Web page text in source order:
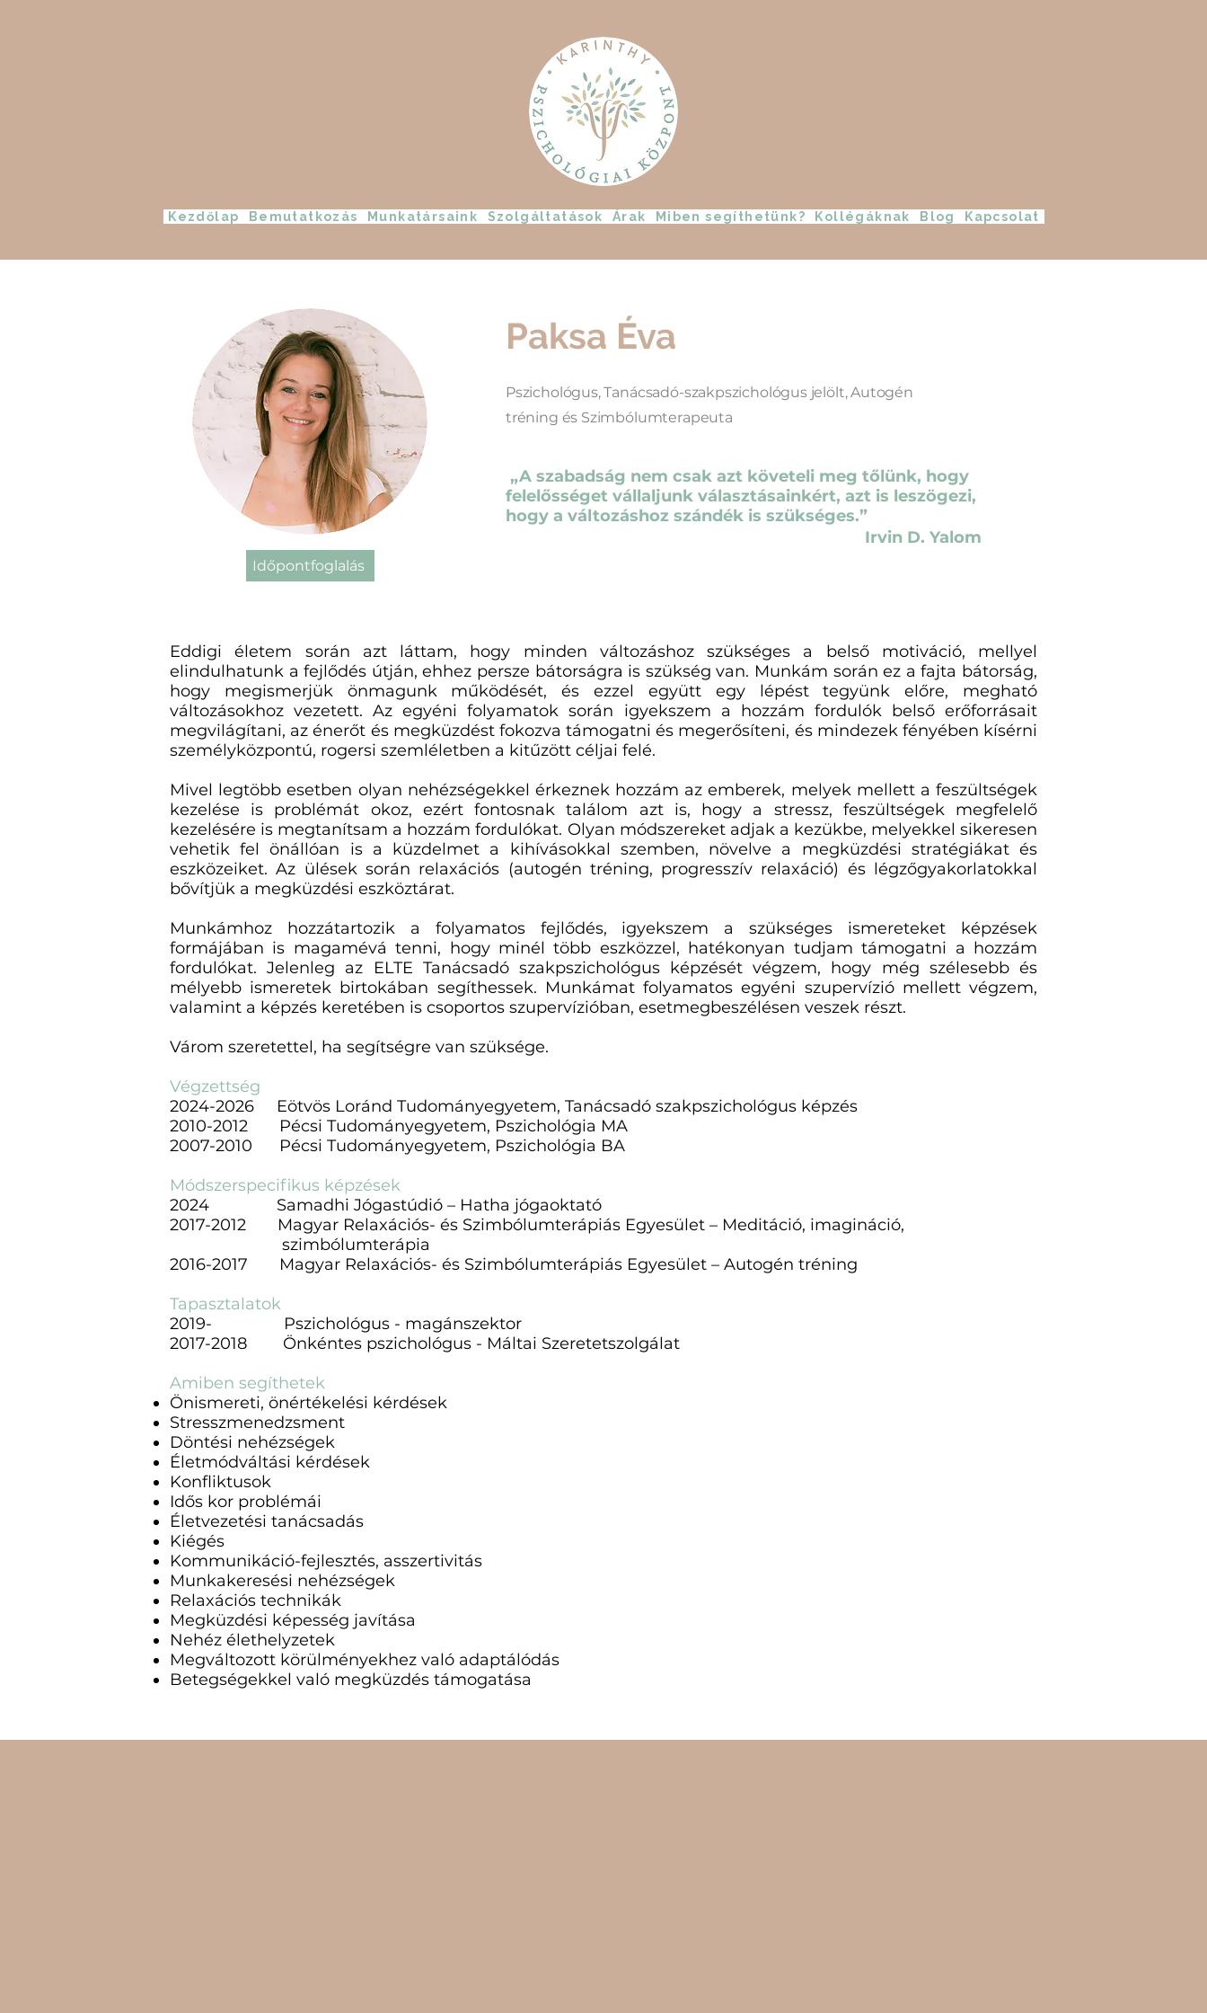
Kezdőlap Bemutatkozás Munkatársaink Szolgáltatások Árak Miben segíthetünk? Kollégáknak Blog Kapcsolat
Paksa Éva
Pszichológus, Tanácsadó-szakpszichológus jelölt, Autogén
tréning és Szimbólumterapeuta
„A szabadság nem csak azt követeli meg tőlünk, hogy
felelősséget vállaljunk választásainkért, azt is leszögezi,
hogy a változáshoz szándék is szükséges.”
Irvin D. Yalom
Időpontfoglalás
Eddigi életem során azt láttam, hogy minden változáshoz szükséges a belső motiváció, mellyel
elindulhatunk a fejlődés útján, ehhez persze bátorságra is szükség van. Munkám során ez a fajta bátorság,
hogy megismerjük önmagunk működését, és ezzel együtt egy lépést tegyünk előre, megható
változásokhoz vezetett. Az egyéni folyamatok során igyekszem a hozzám fordulók belső erőforrásait
megvilágítani, az énerőt és megküzdést fokozva támogatni és megerősíteni, és mindezek fényében kísérni
személyközpontú, rogersi szemléletben a kitűzött céljai felé.
Mivel legtöbb esetben olyan nehézségekkel érkeznek hozzám az emberek, melyek mellett a feszültségek
kezelése is problémát okoz, ezért fontosnak találom azt is, hogy a stressz, feszültségek megfelelő
kezelésére is megtanítsam a hozzám fordulókat. Olyan módszereket adjak a kezükbe, melyekkel sikeresen
vehetik fel önállóan is a küzdelmet a kihívásokkal szemben, növelve a megküzdési stratégiákat és
eszközeiket. Az ülések során relaxációs (autogén tréning, progresszív relaxáció) és légzőgyakorlatokkal
bővítjük a megküzdési eszköztárat.
Munkámhoz hozzátartozik a folyamatos fejlődés, igyekszem a szükséges ismereteket képzések
formájában is magamévá tenni, hogy minél több eszközzel, hatékonyan tudjam támogatni a hozzám
fordulókat. Jelenleg az ELTE Tanácsadó szakpszichológus képzését végzem, hogy még szélesebb és
mélyebb ismeretek birtokában segíthessek. Munkámat folyamatos egyéni szupervízió mellett végzem,
valamint a képzés keretében is csoportos szupervízióban, esetmegbeszélésen veszek részt.
Várom szeretettel, ha segítségre van szüksége.
Végzettség
2024-2026 Eötvös Loránd Tudományegyetem, Tanácsadó szakpszichológus képzés
2010-2012 Pécsi Tudományegyetem, Pszichológia MA
2007-2010 Pécsi Tudományegyetem, Pszichológia BA
Módszerspecifikus képzések
2024 Samadhi Jógastúdió – Hatha jógaoktató
2017-2012 Magyar Relaxációs- és Szimbólumterápiás Egyesület – Meditáció, imagináció,
szimbólumterápia
2016-2017 Magyar Relaxációs- és Szimbólumterápiás Egyesület – Autogén tréning
Tapasztalatok
2019- Pszichológus - magánszektor
2017-2018 Önkéntes pszichológus - Máltai Szeretetszolgálat
Amiben segíthetek
Önismereti, önértékelési kérdések
Stresszmenedzsment
Döntési nehézségek
Életmódváltási kérdések
Konfliktusok
Idős kor problémái
Életvezetési tanácsadás
Kiégés
Kommunikáció-fejlesztés, asszertivitás
Munkakeresési nehézségek
Relaxációs technikák
Megküzdési képesség javítása
Nehéz élethelyzetek
Megváltozott körülményekhez való adaptálódás
Betegségekkel való megküzdés támogatása